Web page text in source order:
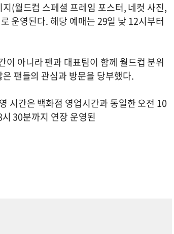
(월드컵 스페셜 프레임 포스터, 네컷 사진,
운영된다. 해당 예매는 29일 낮 12시부터
아니라 팬과 대표팀이 함께 월드컵 분위
팬들의 관심과 방문을 당부했다.
시간은 백화점 영업시간과 동일한 오전 10
30분까지 연장 운영된